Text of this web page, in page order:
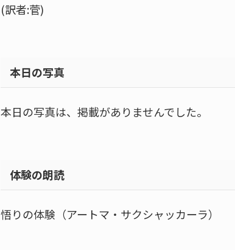
(訳者:菅)
本日の写真
本日の写真は、掲載がありませんでした。
体験の朗読
悟りの体験（アートマ・サクシャッカーラ）